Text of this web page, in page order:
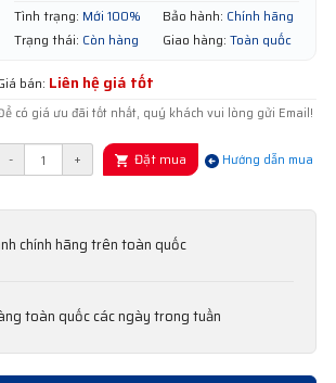
Tình trạng: Mới 100% Bảo hành: Chính hãng
Trạng thái: Còn hàng Giao hàng: Toàn quốc
bán: Liên hệ giá tốt
có giá ưu đãi tốt nhất, quý khách vui lòng gửi Email!
- + Đặt mua Hướng dẫn mua
chính hãng trên toàn quốc
toàn quốc các ngày trong tuần